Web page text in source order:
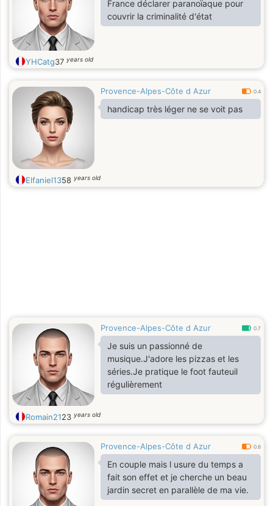
France déclarer paranoïaque pour
couvrir la criminalité d'état
YHCatg37 years old
Provence-Alpes-Côte d Azur 0.4
handicap très léger ne se voit pas
Elfaniel1358 years old
Provence-Alpes-Côte d Azur 0.7
Je suis un passionné de
musique.J'adore les pizzas et les
séries.Je pratique le foot fauteuil
régulièrement
Romain2123 years old
Provence-Alpes-Côte d Azur 0.6
En couple mais l usure du temps a
fait son effet et je cherche un beau
jardin secret en parallèle de ma vie.